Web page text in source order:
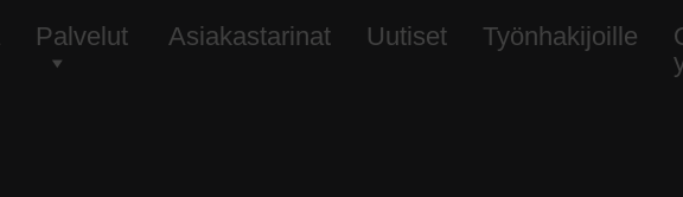
Palvelut Asiakastarinat Uutiset Työnhakijoille